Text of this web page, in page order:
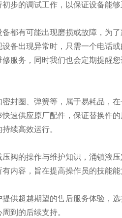
步的调试工作，以保证设备能够
都有可能出现磨损或故障，为
备出现异常时，只需一个电话
服务，同时我们也会定期提醒
密封圈、弹簧等，属于易耗品，
速供应原厂配件，保证替换件
续高效运行。
阀的操作与维护知识，涌镇液
内容，旨在提高操作员的技能
供超越期望的售后服务体验，
到的后续支持。